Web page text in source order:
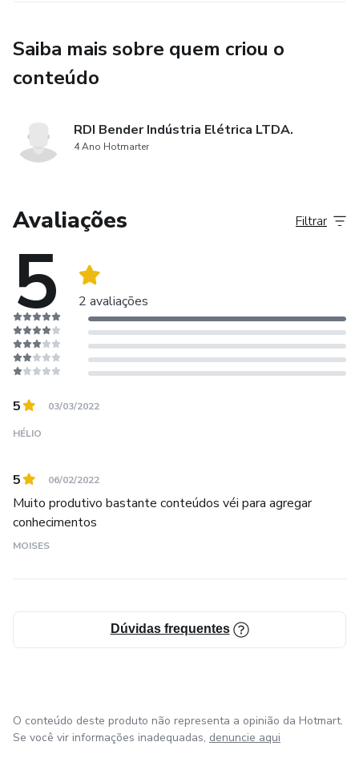
Saiba mais sobre quem criou o
conteúdo
RDI Bender Indústria Elétrica LTDA.
4 Ano Hotmarter
Avaliações
5 2 avaliações
Filtrar
5 03/03/2022
HÉLIO
5 06/02/2022
Muito produtivo bastante conteúdos véi para agregar
conhecimentos
MOISES
Dúvidas frequentes
O conteúdo deste produto não representa a opinião da Hotmart.
Se você vir informações inadequadas, denuncie aqui